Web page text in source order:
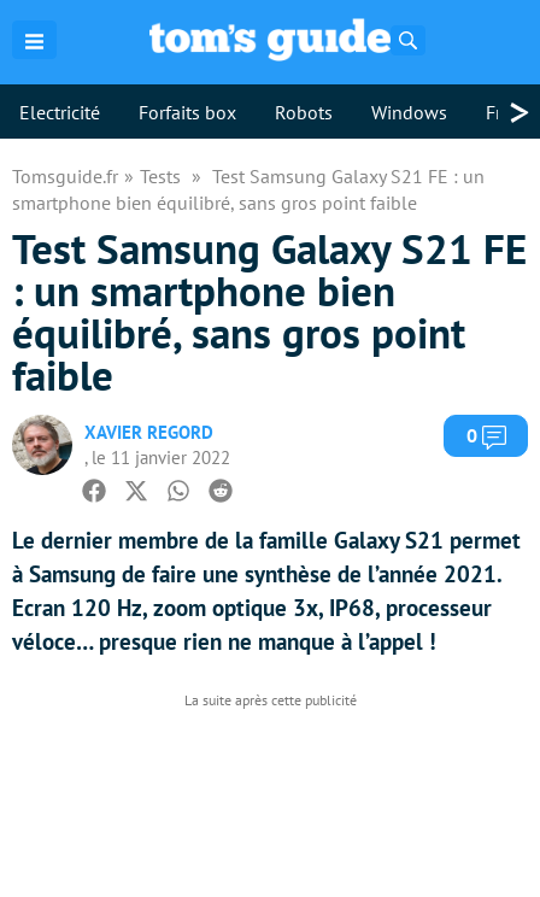
Electricité Forfaits box Robots Windows >
Tomsguide.fr Tests
Test Samsung Galaxy S21 FE : un
smartphone bien équilibré, sans gros point faible
Test Samsung Galaxy S21 FE
: un smartphone bien
équilibré, sans gros point
faible
XAVIER REGORD
, le 11 janvier 2022
0
Facebook
TwitterWhatsapp
Reddit
Le dernier membre de la famille Galaxy S21 permet
à Samsung de faire une synthèse de l’année 2021.
Ecran 120 Hz, zoom optique 3x, IP68, processeur
véloce… presque rien ne manque à l’appel !